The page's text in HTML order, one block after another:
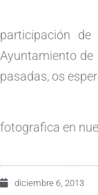
Un año más
participación
Ayuntamiento de
pasadas, os
Damos las
fotografica en
diciembre 6, 2013